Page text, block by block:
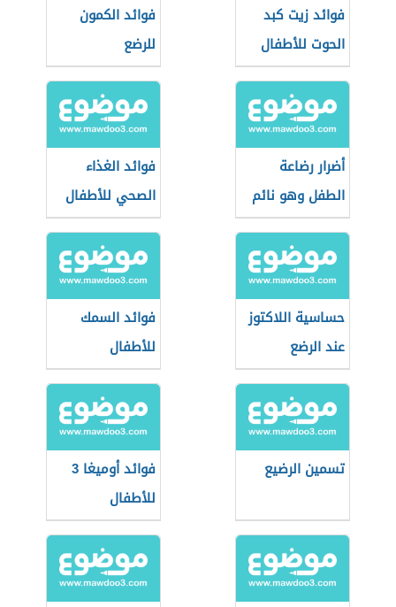
فوائد زيت كبد
الحوت للأطفال
فوائد الكمون
للرضع
أضرار رضاعة
الطفل وهو نائم
فوائد الغذاء
الصحي للأطفال
حساسية اللاكتوز
عند الرضع
فوائد السمك
للأطفال
تسمين الرضيع
فوائد أوميغا 3
للأطفال